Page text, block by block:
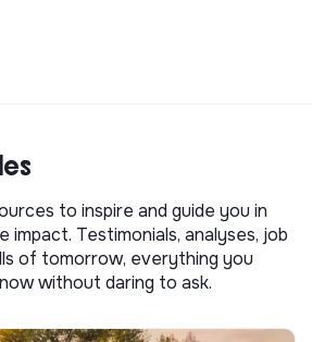
to inspire and guide you in
Testimonials, analyses, job
of tomorrow, everything you
without daring to ask.